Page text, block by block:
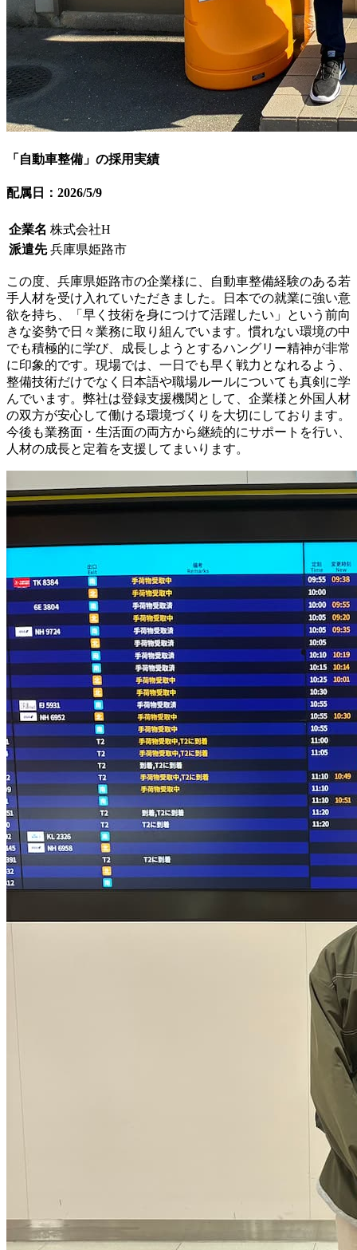
「自動車整備」の採用実績
配属日：2026/5/9
企業名 株式会社H
派遣先 兵庫県姫路市
この度、兵庫県姫路市の企業様に、自動車整備経験のある若
手人材を受け入れていただきました。日本での就業に強い意
欲を持ち、「早く技術を身につけて活躍したい」という前向
きな姿勢で日々業務に取り組んでいます。慣れない環境の中
でも積極的に学び、成長しようとするハングリー精神が非常
に印象的です。現場では、一日でも早く戦力となれるよう、
整備技術だけでなく日本語や職場ルールについても真剣に学
んでいます。弊社は登録支援機関として、企業様と外国人材
の双方が安心して働ける環境づくりを大切にしております。
今後も業務面・生活面の両方から継続的にサポートを行い、
人材の成長と定着を支援してまいります。